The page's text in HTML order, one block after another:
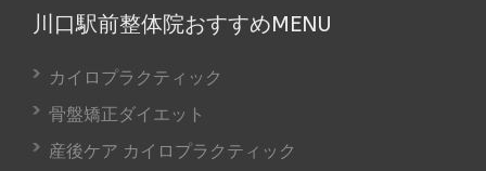
川口駅前整体院おすすめMENU
カイロプラクティック
骨盤矯正ダイエット
産後ケア カイロプラクティック